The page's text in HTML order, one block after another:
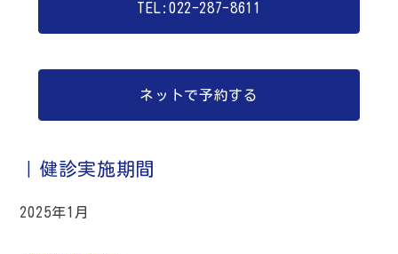
TEL:022-287-8611
ネットで予約する
｜健診実施期間
2025年1月